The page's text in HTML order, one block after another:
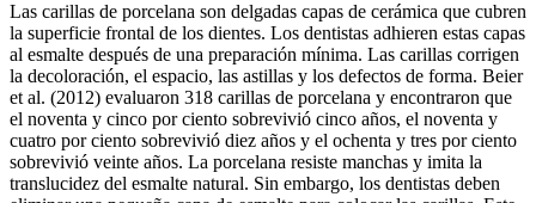
Las carillas de porcelana son delgadas capas de cerámica que cubren
la superficie frontal de los dientes. Los dentistas adhieren estas capas
al esmalte después de una preparación mínima. Las carillas corrigen
la decoloración, el espacio, las astillas y los defectos de forma. Beier
et al. (2012) evaluaron 318 carillas de porcelana y encontraron que
el noventa y cinco por ciento sobrevivió cinco años, el noventa y
cuatro por ciento sobrevivió diez años y el ochenta y tres por ciento
sobrevivió veinte años. La porcelana resiste manchas y imita la
translucidez del esmalte natural. Sin embargo, los dentistas deben